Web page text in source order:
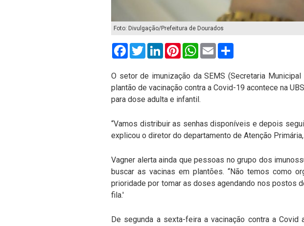
Foto: Divulgação/Prefeitura de Dourados
FacebookTwitterLinkedInPinterestWhatsApp
Email
O setor de imunização da SEMS (Secretaria
plantão de vacinação contra a Covid-19 acontece na
para dose adulta e infantil.
“Vamos distribuir as senhas disponíveis e depois
explicou o diretor do departamento de Atenção
Vagner alerta ainda que pessoas no grupo dos
buscar as vacinas em plantões. “Não temos como
prioridade por tomar as doses agendando nos postos
fila.'
De segunda a sexta-feira a vacinação contra a Covid